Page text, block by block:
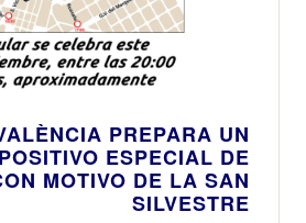
PREPARA UN
ESPECIAL DE
MOTIVO DE LA SAN
SILVESTRE